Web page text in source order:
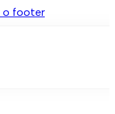
o footer